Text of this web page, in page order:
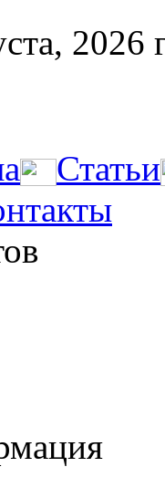
2026
Статьи